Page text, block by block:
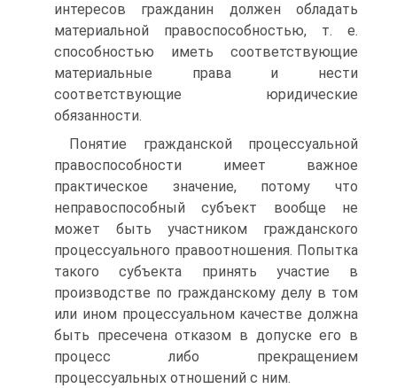
интересов гражданин должен обладать
материальной правоспособностью, т. е.
способностью иметь соответствующие
материальные права и нести
соответствующие юридические
обязанности.
Понятие гражданской процессуальной
правоспособности имеет важное
практическое значение, потому что
неправоспособный субъект вообще не
может быть участником гражданского
процессуального правоотношения. Попытка
такого субъекта принять участие в
производстве по гражданскому делу в том
или ином процессуальном качестве должна
быть пресечена отказом в допуске его в
процесс либо прекращением
процессуальных отношений с ним.